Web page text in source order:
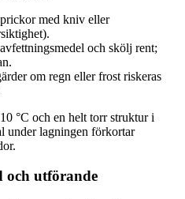
med kniv eller
och skölj rent;
om regn eller frost riskeras
°C och en helt torr struktur i
under lagningen förkortar
och utförande